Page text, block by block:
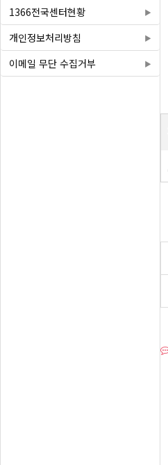
1366전국센터현황
개인정보처리방침
이메일 무단 수집거부